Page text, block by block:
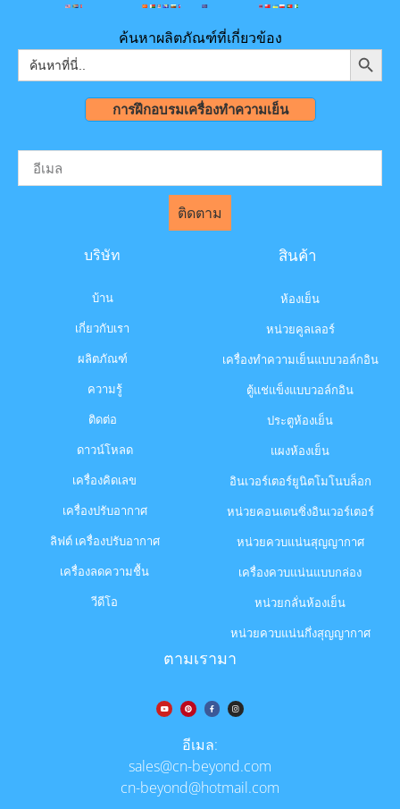
ค้นหาผลิตภัณฑ์ที่เกี่ยวข้อง
ค้นหา: ปุ่มค้นห
การฝึกอบรมเครื่องทำความเย็น
ติดตาม
บริษัท
บ้าน
เกี่ยวกับเรา
ผลิตภัณฑ์
ความรู้
ติดต่อ
ดาวน์โหลด
เครื่องคิดเลข
เครื่องปรับอากาศ
ลิฟต์ เครื่องปรับอากาศ
เครื่องลดความชื้น
วีดีโอ
สินค้า
ห้องเย็น
หน่วยคูลเลอร์
เครื่องทำความเย็นแบบวอล์กอิน
ตู้แช่แข็งแบบวอล์กอิน
ประตูห้องเย็น
แผงห้องเย็น
อินเวอร์เตอร์ยูนิตโมโนบล็อก
หน่วยคอนเดนซิ่งอินเวอร์เตอร์
หน่วยควบแน่นสุญญากาศ
เครื่องควบแน่นแบบกล่อง
หน่วยกลั่นห้องเย็น
หน่วยควบแน่นกึ่งสุญญากาศ
ตามเรามา
อีเมล:
sales@cn-beyond.com
cn-beyond@hotmail.com